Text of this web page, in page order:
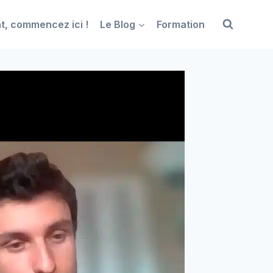
commencez ici ! Le Blog Formation